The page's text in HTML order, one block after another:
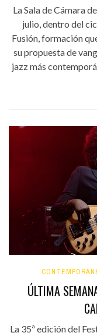
La Sala de Cámara
julio, dentro del
Fusión, formación
su propuesta de
jazz más
ÚLTIMA
La 35ª edición del